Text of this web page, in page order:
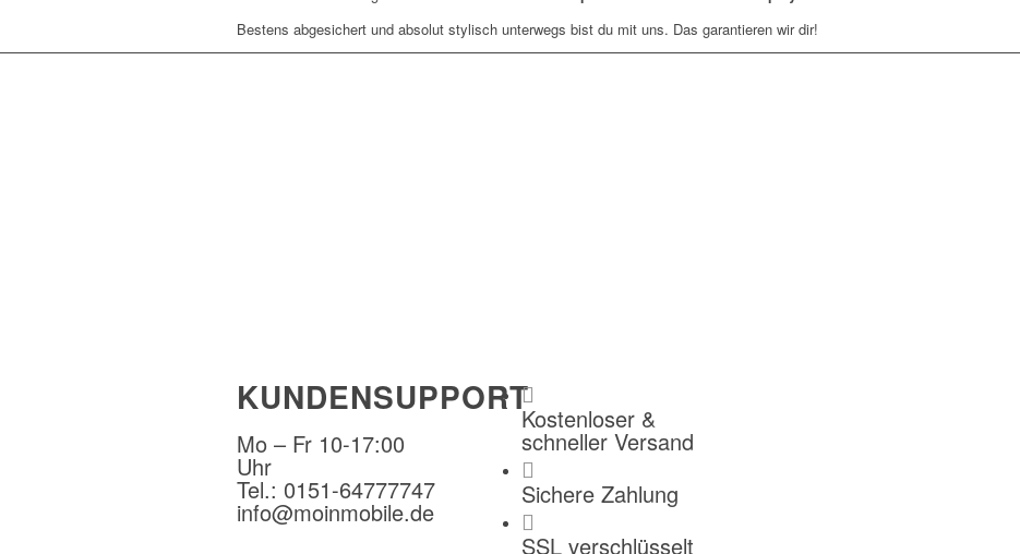
Bestens abgesichert und absolut stylisch unterwegs bist du mit uns. Das garantieren wir dir!
KUNDENSUPPORT
Mo – Fr 10-17:00
Uhr
Tel.: 0151-64777747
info@moinmobile.de
Kostenloser &
schneller Versand
Sichere Zahlung
SSL verschlüsselt